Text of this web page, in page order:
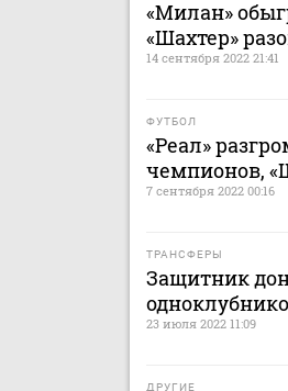
«Милан»
«Шахтер»
14 сентября 2022 21:41
ФУТБОЛ
«Реал»
чемпионов,
7 сентября 2022 00:16
ТРАНСФЕРЫ
Защитник
23 июля 2022 11:09
ДРУГИЕ